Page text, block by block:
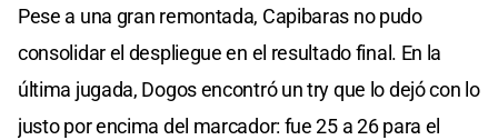
Pese a una gran remontada, Capibaras no pudo
consolidar el despliegue en el resultado final. En la
última jugada, Dogos encontró un try que lo dejó con lo
justo por encima del marcador: fue 25 a 26 para el